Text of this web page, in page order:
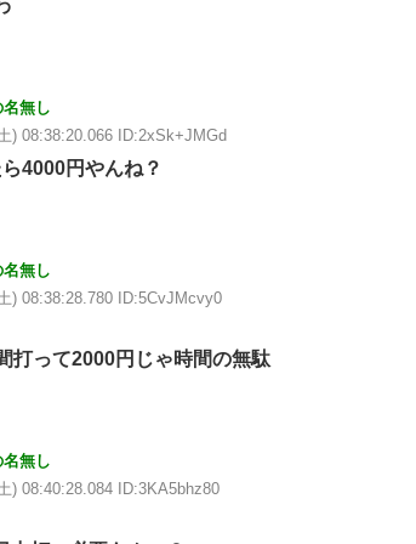
無し
) 08:38:20.066 ID:2xSk+JMGd
4000円やんね？
無し
) 08:38:28.780 ID:5CvJMcvy0
打って2000円じゃ時間の無駄
無し
) 08:40:28.084 ID:3KA5bhz80